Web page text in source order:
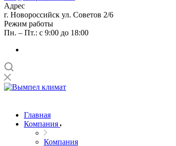
Адрес
г. Новороссийск ул. Советов 2/6
Режим работы
Пн. – Пт.: с 9:00 до 18:00
Главная
Компания
Компания